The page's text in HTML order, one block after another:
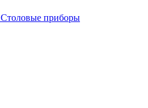
Cтоловые приборы